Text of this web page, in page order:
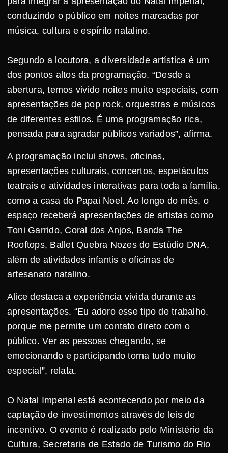
conduzindo o público em noites marcadas por
música, cultura e espírito natalino.
Segundo a locutora, a diversidade artística é um
dos pontos altos da programação. “Desde a
abertura, temos vivido noites muito especiais, com
apresentações de pop rock, orquestras e músicos
de diferentes estilos. É uma programação rica,
pensada para agradar públicos variados”, afirma.
A programação inclui shows, oficinas,
apresentações culturais, concertos, espetáculos
teatrais e atividades interativas para toda a família,
como a casa do Papai Noel. Ao longo do mês, o
espaço receberá apresentações de artistas como
Toni Garrido, Coral dos Anjos, Banda The
Rooftops, Ballet Quebra Nozes do Estúdio DNA,
além de atividades infantis e oficinas de
artesanato natalino.
Alice destaca a experiência vivida durante as
apresentações. “Eu adoro esse tipo de trabalho,
porque me permite um contato direto com o
público. Ver as pessoas chegando, se
emocionando e participando torna tudo muito
especial”, relata.
O Natal Imperial está acontecendo por meio da
captação de investimentos através de leis de
incentivo. O evento é realizado pelo Ministério da
Cultura, Secretaria de Estado de Turismo do Rio